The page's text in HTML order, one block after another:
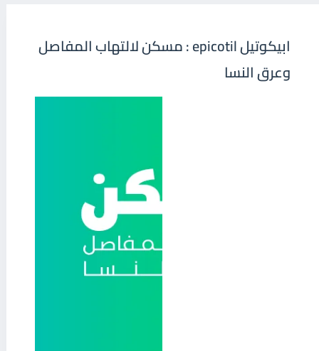
ابيكوتيل epicotil : مسكن لالتهاب المفاصل
وعرق النسا